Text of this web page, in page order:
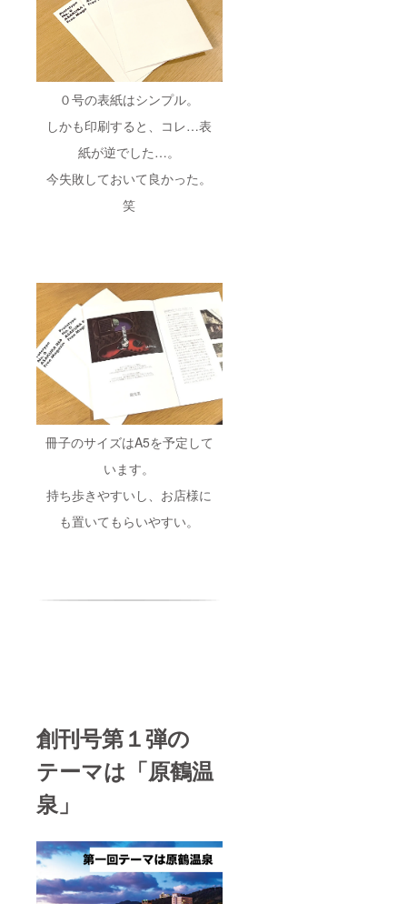
０号の表紙はシンプル。
しかも印刷すると、コレ…表
紙が逆でした…。
今失敗しておいて良かった。
笑
冊子のサイズはA5を予定して
います。
持ち歩きやすいし、お店様に
も置いてもらいやすい。
創刊号第１弾の
テーマは「原鶴温
泉」